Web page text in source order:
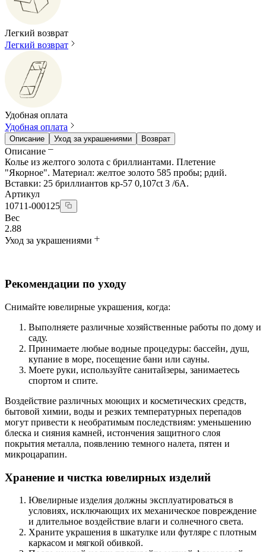
Легкий возврат
Легкий возврат
Удобная оплата
Удобная оплата
Описание Уход за украшениями Возврат
Описание
Колье из желтого золота с бриллиантами. Плетение
"Якорное". Материал: желтое золото 585 пробы; рдий.
Вставки: 25 бриллиантов кр-57 0,107ct 3 /6А.
Артикул
10711-000125
Вес
2.88
Уход за украшениями
Рекомендации по уходу
Снимайте ювелирные украшения, когда:
Выполняете различные хозяйственные работы по дому и
саду.
Принимаете любые водные процедуры: бассейн, душ,
купание в море, посещение бани или сауны.
Моете руки, используйте санитайзеры, занимаетесь
спортом и спите.
Воздействие различных моющих и косметических средств,
бытовой химии, воды и резких температурных перепадов
могут привести к необратимым последствиям: уменьшению
блеска и сияния камней, истончения защитного слоя
покрытия металла, появлению темного налета, пятен и
микроцарапин.
Хранение и чистка ювелирных изделий
Ювелирные изделия должны эксплуатироваться в
условиях, исключающих их механическое повреждение
и длительное воздействие влаги и солнечного света.
Храните украшения в шкатулке или футляре с плотным
каркасом и мягкой обивкой.